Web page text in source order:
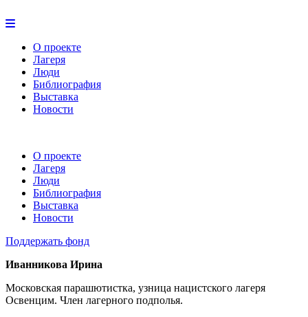
О проекте
Лагеря
Люди
Библиография
Выставка
Новости
О проекте
Лагеря
Люди
Библиография
Выставка
Новости
Поддержать фонд
Иванникова Ирина
Московская парашютистка, узница нацистского лагеря
Освенцим. Член лагерного подполья.